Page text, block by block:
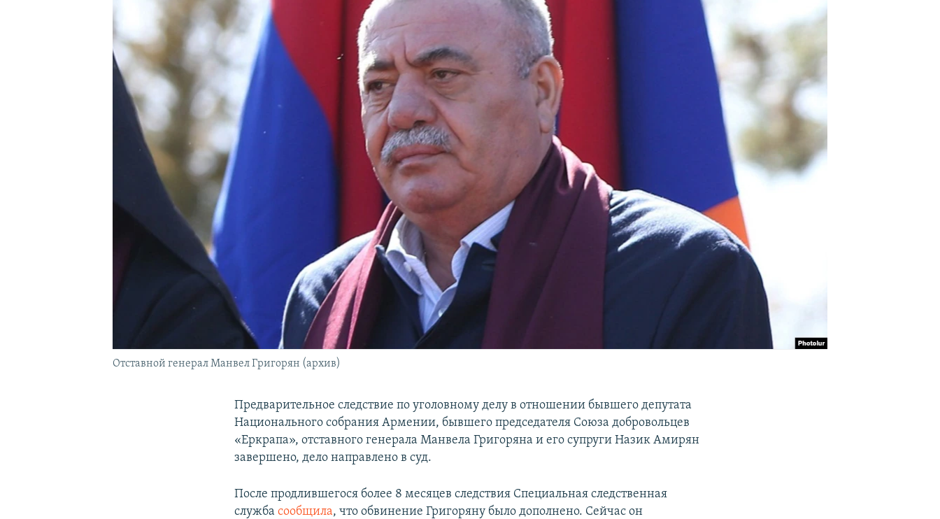
Отставной генерал Манвел Григорян (архив)
Предварительное следствие по уголовному делу в отношении бывшего депутата
Национального собрания Армении, бывшего председателя Союза добровольцев
«Еркрапа», отставного генерала Манвела Григоряна и его супруги Назик Амирян
завершено, дело направлено в суд.
После продлившегося более 8 месяцев следствия Специальная следственная
службасообщила, что обвинение Григоряну было дополнено. Сейчас он